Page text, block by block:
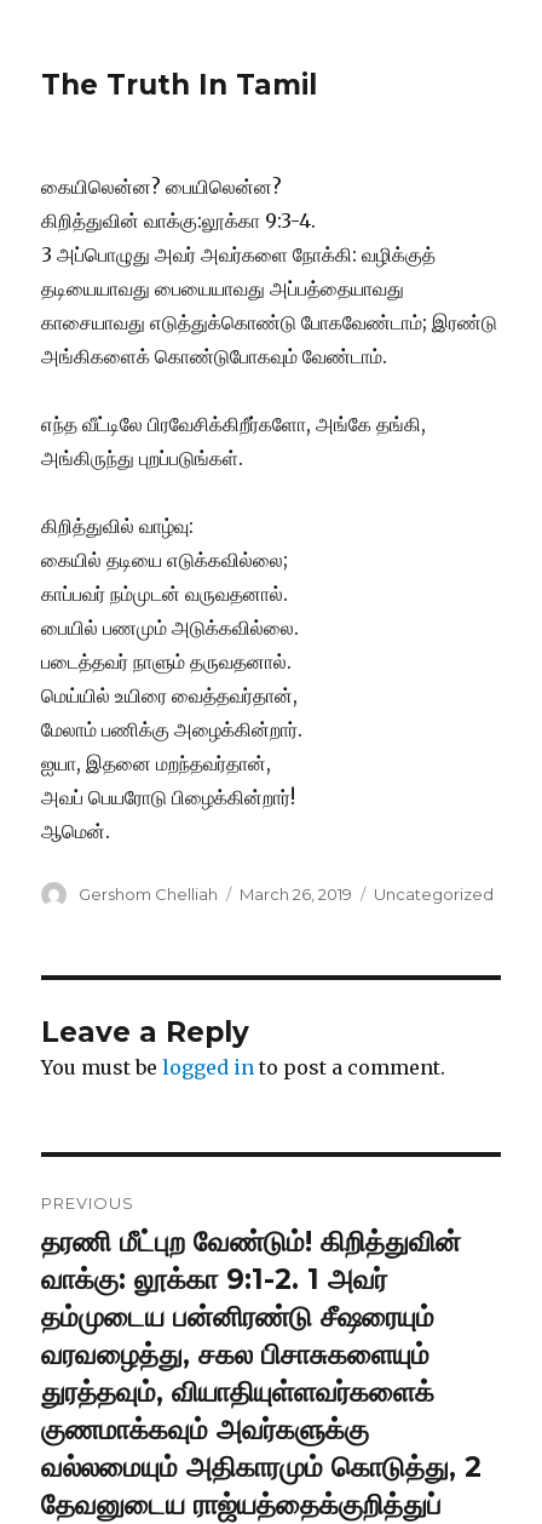
The Truth In Tamil
கையிலென்ன? பையிலென்ன?
கிறித்துவின் வாக்கு:லூக்கா 9:3-4.
3 அப்பொழுது அவர் அவர்களை நோக்கி: வழிக்குத்
தடியையாவது பையையாவது அப்பத்தையாவது
காசையாவது எடுத்துக்கொண்டு போகவேண்டாம்; இரண்டு
அங்கிகளைக் கொண்டுபோகவும் வேண்டாம்.
எந்த வீட்டிலே பிரவேசிக்கிறீர்களோ, அங்கே தங்கி,
அங்கிருந்து புறப்படுங்கள்.
கிறித்துவில் வாழ்வு:
கையில் தடியை எடுக்கவில்லை;
காப்பவர் நம்முடன் வருவதனால்.
பையில் பணமும் அடுக்கவில்லை.
படைத்தவர் நாளும் தருவதனால்.
மெய்யில் உயிரை வைத்தவர்தான்,
மேலாம் பணிக்கு அழைக்கின்றார்.
ஐயா, இதனை மறந்தவர்தான்,
அவப் பெயரோடு பிழைக்கின்றார்!
ஆமென்.
Author
Gershom Chelliah
Posted
March 26, 2019 Categories
Uncategorized
Leave a Reply
You must belogged in to post a comment.
navigation
PREVIOUS
Previous
post:
தரணி மீட்புற வேண்டும்! கிறித்துவின்
வாக்கு: லூக்கா 9:1-2. 1 அவர்
தம்முடைய பன்னிரண்டு சீஷரையும்
வரவழைத்து, சகல பிசாசுகளையும்
துரத்தவும், வியாதியுள்ளவர்களைக்
குணமாக்கவும் அவர்களுக்கு
வல்லமையும் அதிகாரமும் கொடுத்து, 2
தேவனுடைய ராஜ்யத்தைக்குறித்துப்